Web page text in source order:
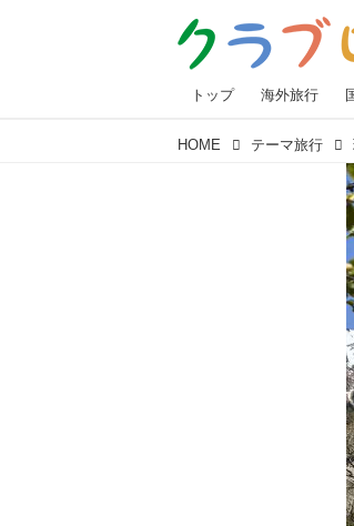
トップ 海外旅行
HOME テーマ旅行